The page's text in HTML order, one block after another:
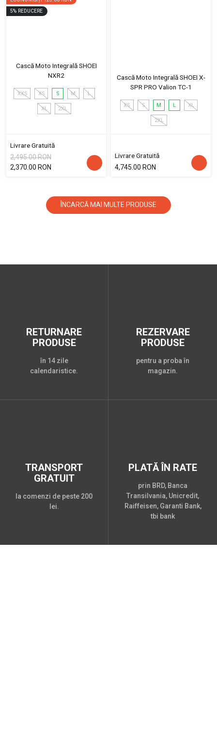
5% REDUCERE
Cască Moto Integrală SHOEI
NXR2
XXS XS S M L
XL 2XL
Livrare Gratuită
2,495.00 RON
2,370.00 RON
Cască Moto Integrală SHOEI X-
SPR PRO Valion TC-1
XS S M L XL
2XL
Livrare Gratuită
4,745.00 RON
ÎNCARCĂ MAI MULTE PRODUSE
RETURNARE
PRODUSE
în 14 zile
calendaristice.
REZERVARE
PRODUSE
pentru a proba în
magazin.
TRANSPORT
GRATUIT
la comenzi de peste 200
lei.
PLATĂ ÎN RATE
prin BRD, Banca
Transilvania, Unicredit,
Raiffeisen, Garanti Bank,
tbi bank